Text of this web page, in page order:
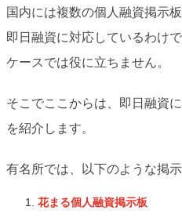
国内には複数の個人融資掲示
即日融資に対応しているわけ
ケースでは役に立ちません。
そこでここからは、即日融資
を紹介します。
有名所では、以下のような掲
花まる個人融資掲示板